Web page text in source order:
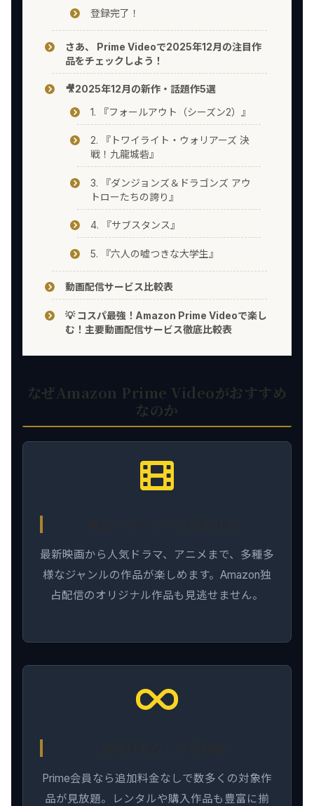
登録完了！
さあ、 Prime Videoで2025年12月の注目作
品をチェックしよう！
🎥2025年12月の新作・話題作5選
1. 『フォールアウト（シーズン2）』
2. 『トワイライト・ウォリアーズ 決
戦！九龍城砦』
3. 『ダンジョンズ＆ドラゴンズ アウ
トローたちの誇り』
4. 『サブスタンス』
5. 『六人の嘘つきな大学生』
動画配信サービス比較表
💡 コスパ最強！Amazon Prime Videoで楽し
む！主要動画配信サービス徹底比較表
なぜAmazon Prime Videoがおすすめ
なのか
最新映画から人気ドラマ、アニメまで、多種多
様なジャンルの作品が楽しめます。Amazon独
占配信のオリジナル作品も見逃せません。
Prime会員なら追加料金なしで数多くの対象作
品が見放題。レンタルや購入作品も豊富に揃